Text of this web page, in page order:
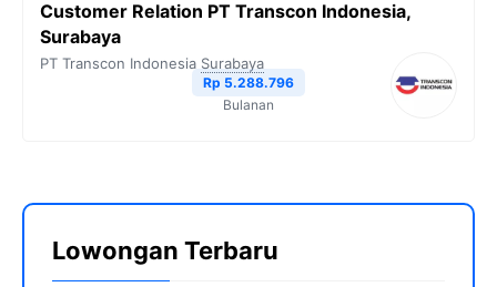
Customer Relation PT Transcon Indonesia,
Surabaya
PT Transcon Indonesia Surabaya
Rp 5.288.796
Bulanan
Lowongan Terbaru